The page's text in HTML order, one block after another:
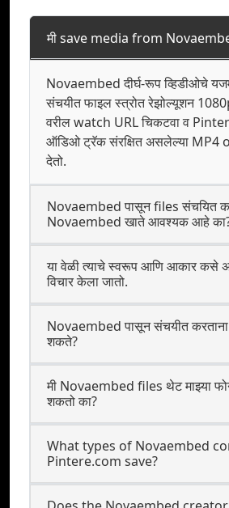
मी save media from
Novaembed दीर्घ-रूप व्हिडीओचे
संचयीत फाइल स्त्रोत रेझोल्यूशन
वरील watch URL चिकटवा व
ऑडिओ ट्रॅक संरक्षित असलेल्या MP4
देतो.
Novaembed पासून files संचयित
Novaembed खाते आवश्यक आहे
या वेळी त्याचे स्वरूप आणि आकार कसे
विचार केला जातो.
Novaembed पासून संचयीत
शकते?
मी Novaembed files थेट माझ्या
शकतो का?
What types of Novaembed
Pintere.com save?